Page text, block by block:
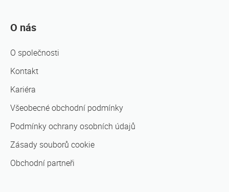
O nás
O společnosti
Kontakt
Kariéra
Všeobecné obchodní podmínky
Podmínky ochrany osobních údajů
Zásady souborů cookie
Obchodní partneři